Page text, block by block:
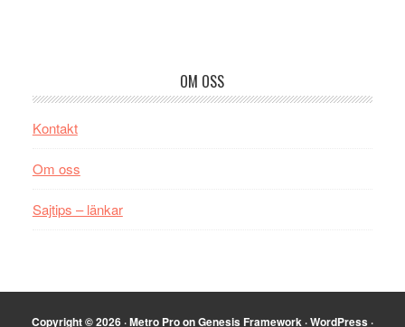
OM OSS
Kontakt
Om oss
Sajtips – länkar
Copyright © 2026 ·Metro ProonGenesis Framework ·WordPress ·